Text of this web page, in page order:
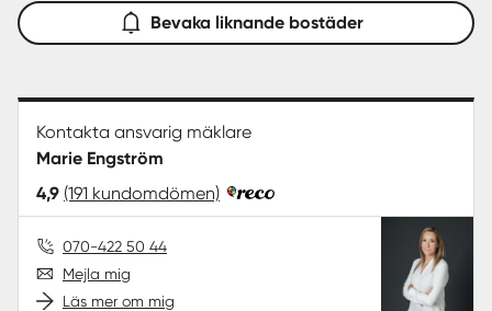
Bevaka liknande bostäder
Kontakta ansvarig mäklare
Marie Engström
4,9 (191 kundomdömen)
070-422 50 44
Mejla mig
Läs mer om mig